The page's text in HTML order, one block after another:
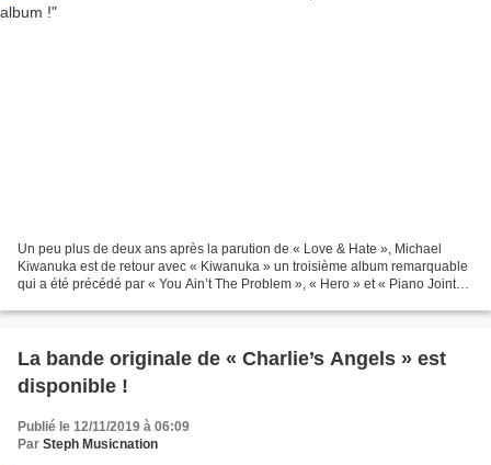
Un peu plus de deux ans après la parution de « Love & Hate », Michael
Kiwanuka est de retour avec « Kiwanuka » un troisième album remarquable
qui a été précédé par « You Ain’t The Problem », « Hero » et « Piano Joint
La bande originale de « Charlie’s Angels » est
disponible !
Publié le 12/11/2019 à 06:09
Par Steph Musicnation